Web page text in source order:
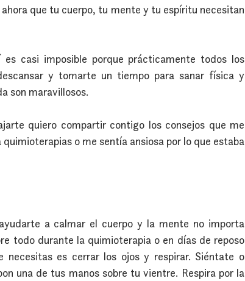
que tu cuerpo, tu mente y tu espíritu necesitan
casi imposible porque prácticamente todos los
y tomarte un tiempo para sanar física y
son maravillosos.
quiero compartir contigo los consejos que me
o me sentía ansiosa por lo que estaba
a calmar el cuerpo y la mente no importa
todo durante la quimioterapia o en días de reposo
necesitas es cerrar los ojos y respirar. Siéntate o
una de tus manos sobre tu vientre. Respira por la